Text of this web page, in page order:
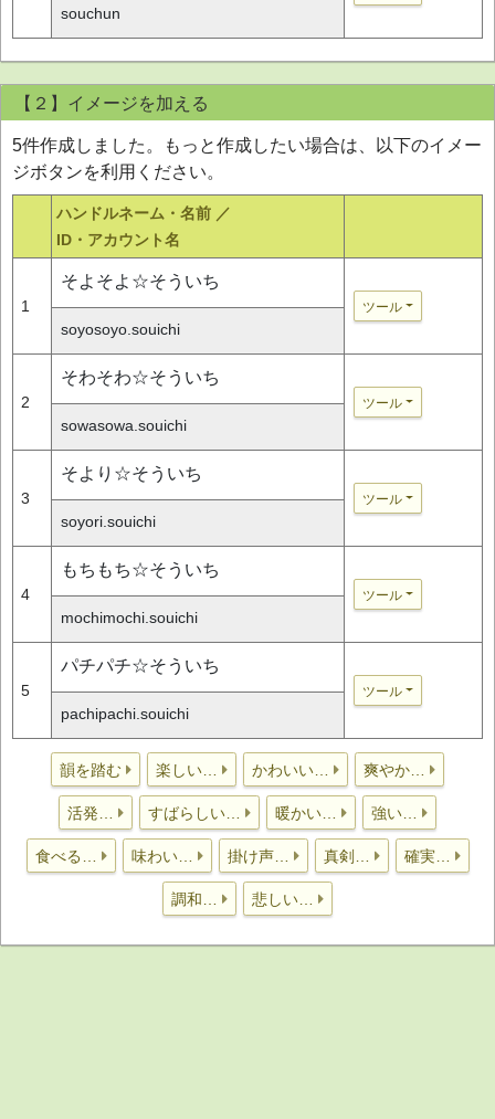
souchun
【２】イメージを加える
5件作成しました。もっと作成したい場合は、以下のイメー
ジボタンを利用ください。
ハンドルネーム・名前 ／
ID・アカウント名
1
そよそよ☆そういち
ツール
soyosoyo.souichi
2
そわそわ☆そういち
ツール
sowasowa.souichi
3
そより☆そういち
ツール
soyori.souichi
4
もちもち☆そういち
ツール
mochimochi.souichi
5
パチパチ☆そういち
ツール
pachipachi.souichi
韻を踏む 楽しい… かわいい… 爽やか…
活発… すばらしい… 暖かい… 強い…
食べる… 味わい… 掛け声… 真剣… 確実…
調和… 悲しい…